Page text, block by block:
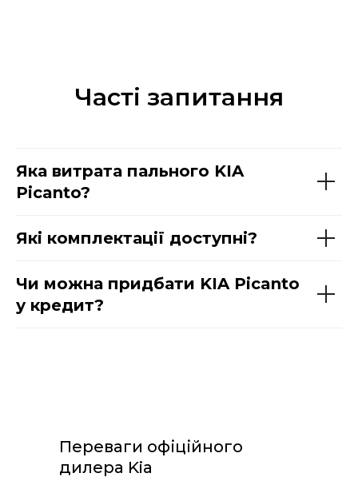
Часті запитання
Яка витрата пального KIA
Picanto?
Які комплектації доступні?
Чи можна придбати KIA Picanto
у кредит?
Переваги офіційного
дилера Kia